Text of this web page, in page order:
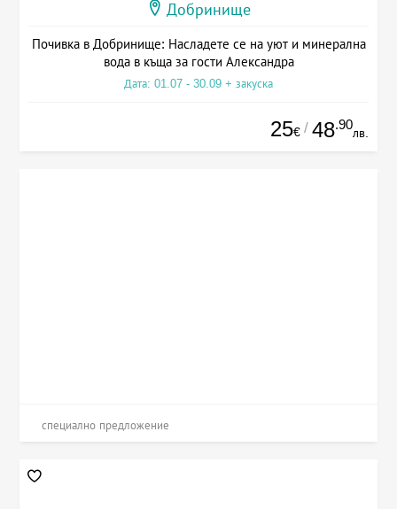
Добринище
Почивка в Добринище: Насладете се на уют и минерална
вода в къща за гости Александра
Дата: 01.07 - 30.09 + закуска
25€ / 48.90
лв.
специално предложение